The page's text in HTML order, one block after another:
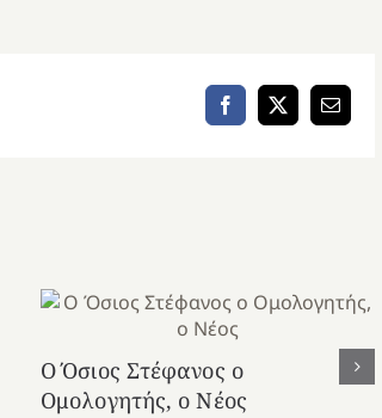
Facebook
X Email
Ο Όσιος Στέφανος ο
Ομολογητής, ο Νέος